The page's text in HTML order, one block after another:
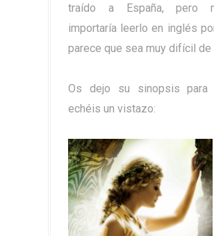
traído a España, pero
importaría leerlo en inglés
parece que sea muy difícil de
Os dejo su sinopsis para
echéis un vistazo: